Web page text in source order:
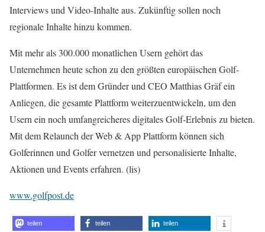
Interviews und Video-Inhalte aus. Zukünftig sollen noch
regionale Inhalte hinzu kommen.
Mit mehr als 300.000 monatlichen Usern gehört das
Unternehmen heute schon zu den größten europäischen Golf-
Plattformen. Es ist dem Gründer und CEO Matthias Gräf ein
Anliegen, die gesamte Plattform weiterzuentwickeln, um den
Usern ein noch umfangreicheres digitales Golf-Erlebnis zu bieten.
Mit dem Relaunch der Web & App Plattform können sich
Golferinnen und Golfer vernetzen und personalisierte Inhalte,
Aktionen und Events erfahren. (lis)
www.golfpost.de
teilen teilen teilen